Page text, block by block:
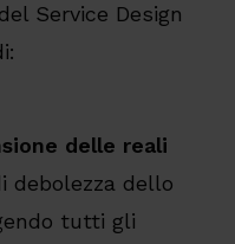
Service Design
delle reali
debolezza dello
tutti gli